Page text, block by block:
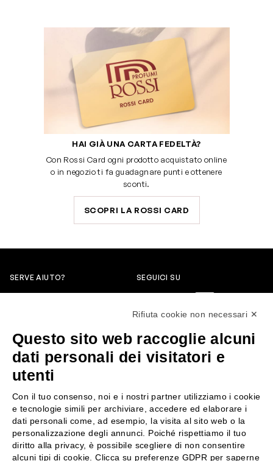
HAI GIÀ UNA CARTA FEDELTÀ?
Con Rossi Card ogni prodotto acquistato online
o in negozio ti fa guadagnare punti e ottenere
sconti.
SCOPRI LA ROSSI CARD
SERVE AIUTO?
servizioclienti@rossiprofumi.it
SEGUICI SU
SERVIZIO CLIENTI
Resi e rimborsi
Pagamenti
Spedizione
Condizioni generali di vendita
Chi siamo
Contattaci
Negozi
Attiva la Rossi Card
Rifiuta cookie non necessari ✕
Questo sito web raccoglie alcuni
dati personali dei visitatori e
utenti
Con il tuo consenso, noi e i nostri partner utilizziamo i cookie
e tecnologie simili per archiviare, accedere ed elaborare i
dati personali come, ad esempio, la visita al sito web o la
personalizzazione degli annunci. Poiché rispettiamo il tuo
diritto alla privacy, è possibile scegliere di non consentire
alcuni tipi di cookie. Clicca su preferenze GDPR per saperne